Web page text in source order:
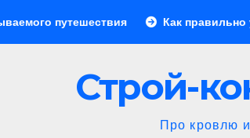
Как правильно учитывать
Строй-
Про кровлю